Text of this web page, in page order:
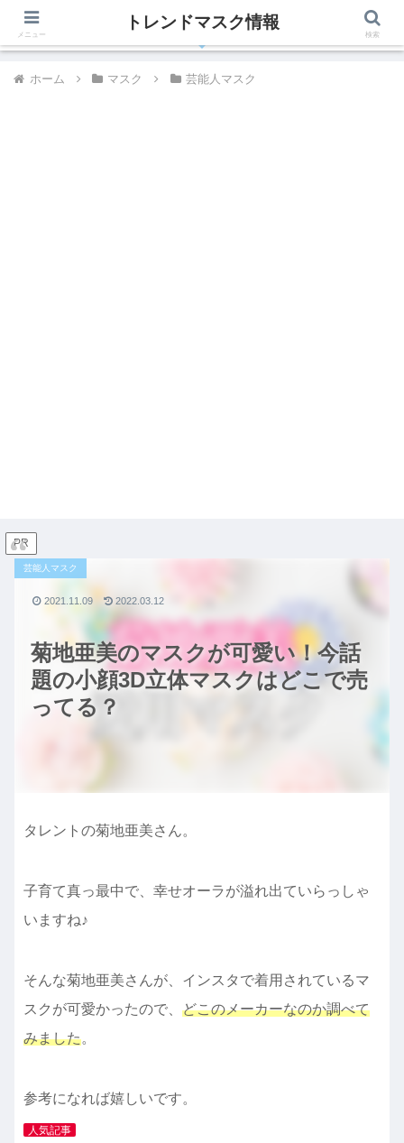
有名人、芸能人が着用しているトレンドマスク最新情報
ホーム マスク 芸能人マスク
PR
菊地亜美のマスクが可愛い！今話
題の小顔3D立体マスクはどこで売
ってる？
芸能人マスク
2021.11.09 2022.03.12
タレントの菊地亜美さん。
子育て真っ最中で、幸せオーラが溢れ出ていらっしゃ
いますね♪
そんな菊地亜美さんが、インスタで着用されているマ
スクが可愛かったので、 どこのメーカーなのか調べて
みました。
参考になれば嬉しいです。
人気記事
メニュー
トレンドマスク情報
検索